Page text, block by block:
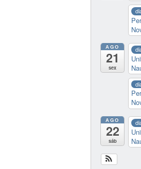
AGO
21
sex
AGO
22
sáb